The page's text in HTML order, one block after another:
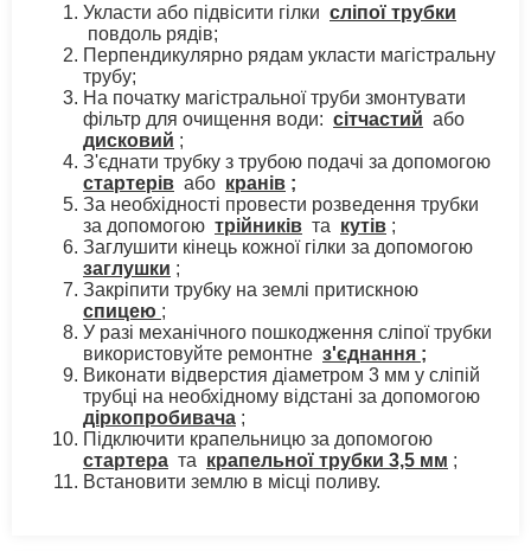
Укласти або підвісити гілки сліпої трубки
повдоль рядів;
Перпендикулярно рядам укласти магістральну
трубу;
На початку магістральної труби змонтувати
фільтр для очищення води: сітчастий або
дисковий ;
З'єднати трубку з трубою подачі за допомогою
стартерів або кранів ;
За необхідності провести розведення трубки
за допомогою трійників та кутів ;
Заглушити кінець кожної гілки за допомогою
заглушки ;
Закріпити трубку на землі притискною
спицею ;
У разі механічного пошкодження сліпої трубки
використовуйте ремонтне з'єднання ;
Виконати відверстия діаметром 3 мм у сліпій
трубці на необхідному відстані за допомогою
діркопробивача ;
Підключити крапельницю за допомогою
стартера та крапельної трубки 3,5 мм ;
Встановити землю в місці поливу.